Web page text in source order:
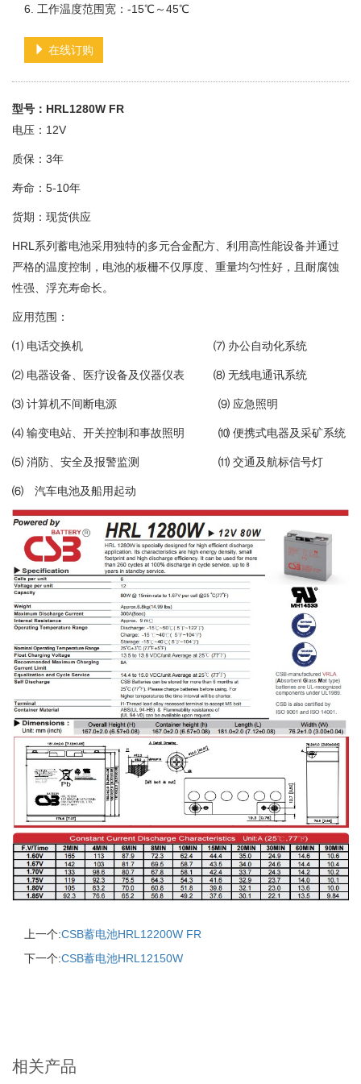
6. 工作温度范围宽：-15℃～45℃
在线订购
型号：HRL1280W FR
电压：12V
质保：3年
寿命：5-10年
货期：现货供应
HRL系列蓄电池采用独特的多元合金配方、利用高性能设备并通过
严格的温度控制，电池的板栅不仅厚度、重量均匀性好，且耐腐蚀
性强、浮充寿命长。
应用范围：
⑴ 电话交换机 ⑺ 办公自动化系统
⑵ 电器设备、医疗设备及仪器仪表 ⑻ 无线电通讯系统
⑶ 计算机不间断电源 ⑼ 应急照明
⑷ 输变电站、开关控制和事故照明 ⑽ 便携式电器及采矿系统
⑸ 消防、安全及报警监测 ⑾ 交通及航标信号灯
⑹ 汽车电池及船用起动
上一个:CSB蓄电池HRL12200W FR
下一个:CSB蓄电池HRL12150W
相关产品